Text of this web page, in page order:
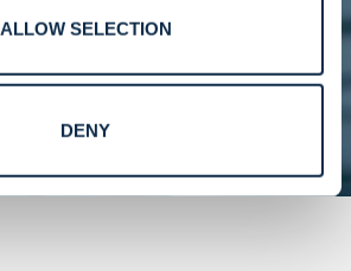
ALLOW SELECTION
DENY